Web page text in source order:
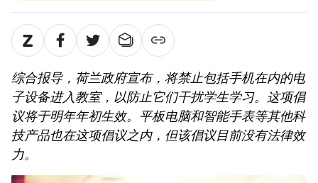
综合报导，荷兰政府宣布，将禁止包括手机在内的电
子设备进入教室，以防止它们干扰学生学习。这项倡
议将于明年年初生效。平板电脑和智能手表等其他科
技产品也在这项倡议之内，但该倡议目前没有法律效
力。